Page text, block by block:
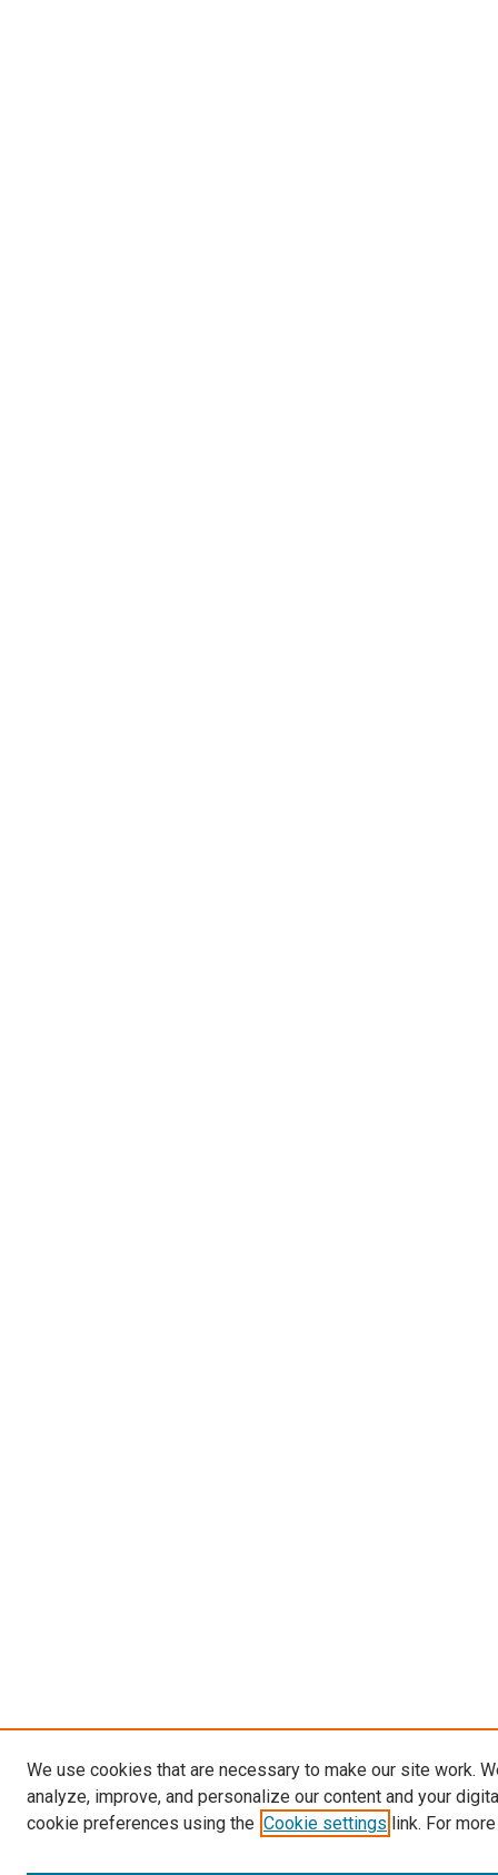
We use cookies that are necessary to make our site work.
analyze, improve, and personalize our content and your
cookie preferences using the Cookie settings link. For